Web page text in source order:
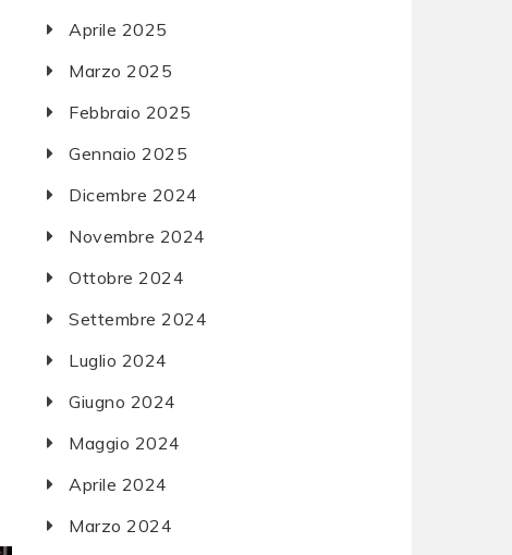
Aprile 2025
Marzo 2025
Febbraio 2025
Gennaio 2025
Dicembre 2024
Novembre 2024
Ottobre 2024
Settembre 2024
Luglio 2024
Giugno 2024
Maggio 2024
Aprile 2024
Marzo 2024